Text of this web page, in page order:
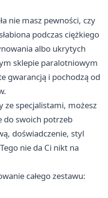
nie masz pewności, czy
podczas ciężkiego
albo ukrytych
sklepie paralotniowym
gwarancją i pochodzą od
ze specjalistami, możesz
do swoich potrzeb
doświadczenie, styl
nie da Ci nikt na
całego zestawu: